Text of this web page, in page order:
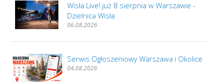
Wisła Live! już 8 sierpnia w Warszawie -
Dzielnica Wisła
06.08.2026
Serwis Ogłoszeniowy Warszawa i Okolice
04.08.2026